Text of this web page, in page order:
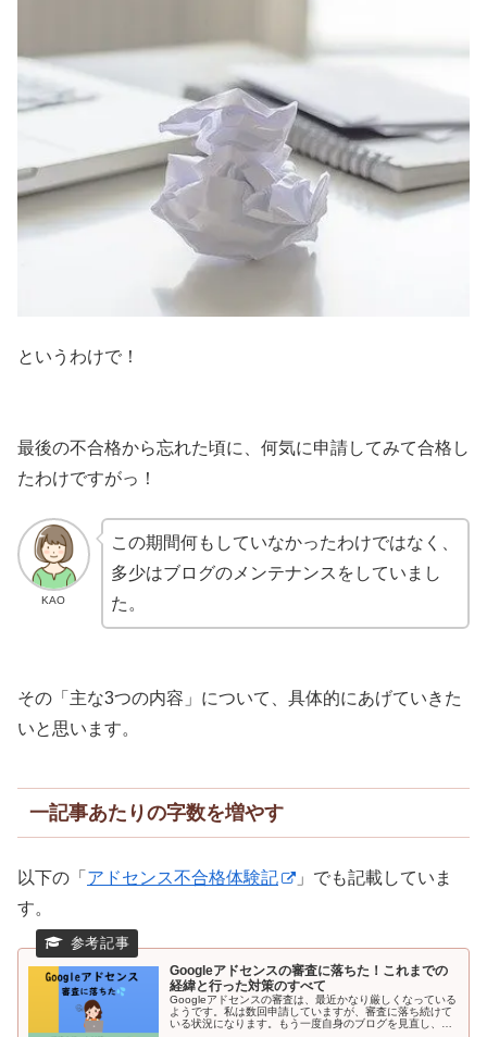
というわけで！
最後の不合格から忘れた頃に、何気に申請してみて合格し
たわけですがっ！
KAO
この期間何もしていなかったわけではなく、
多少はブログのメンテナンスをしていまし
た。
その「主な3つの内容」について、具体的にあげていきた
いと思います。
一記事あたりの字数を増やす
以下の「 アドセンス不合格体験記
」でも記載していま
す。
Googleアドセンスの審査に落ちた！これまでの
経緯と行った対策のすべて
Googleアドセンスの審査は、最近かなり厳しくなっている
ようです。私は数回申請していますが、審査に落ち続けて
いる状況になります。もう一度自身のブログを見直し、改